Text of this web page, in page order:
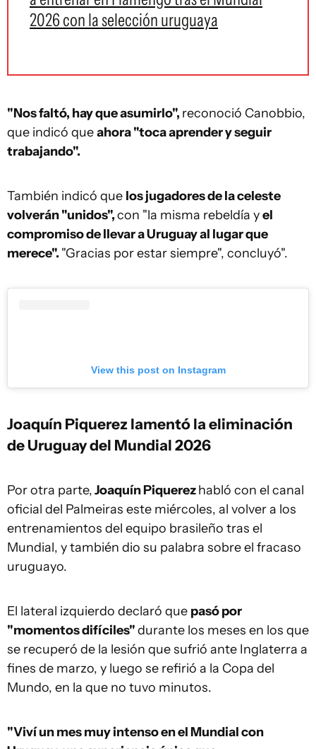
2026 con la selección uruguaya
"Nos faltó, hay que asumirlo", reconoció Canobbio,
que indicó queahora "toca aprender y seguir
trabajando".
También indicó que los jugadores de la celeste
volverán "unidos",con "la misma rebeldía yel
compromiso de llevar a Uruguay al lugar que
merece". "Gracias por estar siempre", concluyó".
View this post on Instagram
Joaquín Piquerez lamentó la eliminación
de Uruguay del Mundial 2026
Por otra parte,Joaquín Piquerezhabló con el canal
oficial del Palmeiras este miércoles, al volver a los
entrenamientos del equipo brasileño tras el
Mundial, y también dio su palabra sobre el fracaso
uruguayo.
El lateral izquierdo declaró que pasó por
"momentos difíciles"durante los meses en los que
se recuperó de la lesión que sufrió ante Inglaterra a
fines de marzo, y luego se refirió a la Copa del
Mundo, en la que no tuvo minutos.
"Viví un mes muy intenso en el Mundial con